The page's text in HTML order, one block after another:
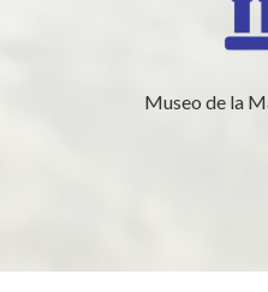
Museo de la